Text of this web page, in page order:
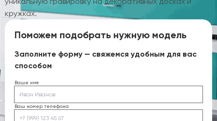
кружках.
Поможем подобрать нужную модель
Заполните форму — свяжемся удобным для вас
способом
Ваше имя
Ваш номер телефона